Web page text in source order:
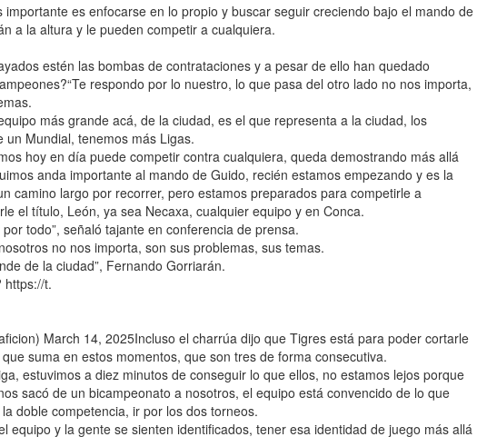
es enfocarse en lo propio y buscar seguir creciendo bajo el mando de
a la altura y le pueden competir a cualquiera.
estén las bombas de contrataciones y a pesar de ello han quedado
respondo por lo nuestro, lo que pasa del otro lado no nos importa,
más grande acá, de la ciudad, es el que representa a la ciudad, los
Mundial, tenemos más Ligas.
hoy en día puede competir contra cualquiera, queda demostrando más allá
anda importante al mando de Guido, recién estamos empezando y es la
camino largo por recorrer, pero estamos preparados para competirle a
el título, León, ya sea Necaxa, cualquier equipo y en Conca.
todo”, señaló tajante en conferencia de prensa.
no nos importa, son sus problemas, sus temas.
de la ciudad”, Fernando Gorriarán.
https://t.
March 14, 2025Incluso el charrúa dijo que Tigres está para poder cortarle
suma en estos momentos, que son tres de forma consecutiva.
estuvimos a diez minutos de conseguir lo que ellos, no estamos lejos porque
sacó de un bicampeonato a nosotros, el equipo está convencido de lo que
doble competencia, ir por los dos torneos.
equipo y la gente se sienten identificados, tener esa identidad de juego más allá